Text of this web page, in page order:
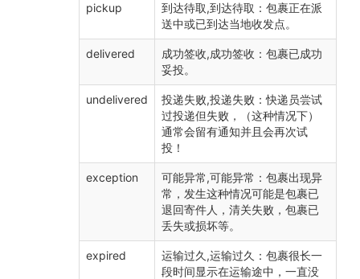
pickup
到达待取,到达待取：包裹正在派
送中或已到达当地收发点。
delivered
成功签收,成功签收：包裹已成功
妥投。
undelivered
投递失败,投递失败：快递员尝试
过投递但失败，（这种情况下）
通常会留有通知并且会再次试
投！
exception
可能异常,可能异常：包裹出现异
常，发生这种情况可能是包裹已
退回寄件人，清关失败，包裹已
丢失或损坏等。
expired
运输过久,运输过久：包裹很长一
段时间显示在运输途中，一直没